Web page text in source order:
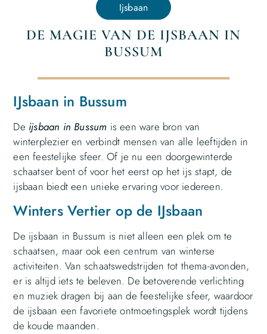
Ijsbaan
DE MAGIE VAN DE IJSBAAN IN
BUSSUM
IJsbaan in Bussum
De ijsbaan in Bussum is een ware bron van
winterplezier en verbindt mensen van alle leeftijden in
een feestelijke sfeer. Of je nu een doorgewinterde
schaatser bent of voor het eerst op het ijs stapt, de
ijsbaan biedt een unieke ervaring voor iedereen.
Winters Vertier op de IJsbaan
De ijsbaan in Bussum is niet alleen een plek om te
schaatsen, maar ook een centrum van winterse
activiteiten. Van schaatswedstrijden tot thema-avonden,
er is altijd iets te beleven. De betoverende verlichting
en muziek dragen bij aan de feestelijke sfeer, waardoor
de ijsbaan een favoriete ontmoetingsplek wordt tijdens
de koude maanden.